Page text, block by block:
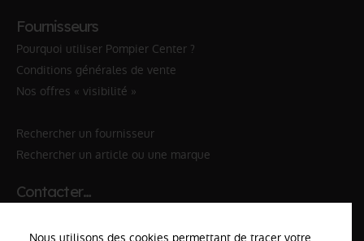
Fournisseurs
Pourquoi utiliser Pompier Center ?
Conditions générales de vente
Nos offres « visibilité »
Rechercher un fournisseur
Rechercher un article ou une marque
Contacter…
Nous utilisons des cookies permettant de tracer votre